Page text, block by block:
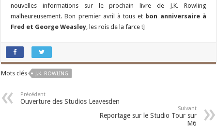
nouvelles informations sur le prochain livre de J.K. Rowling
malheureusement. Bon premier avril à tous et bon anniversaire à
Fred et George Weasley, les rois de la farce !]
Mots clés J.K. ROWLING
Précédent
Ouverture des Studios Leavesden
Suivant
Reportage sur le Studio Tour sur
M6